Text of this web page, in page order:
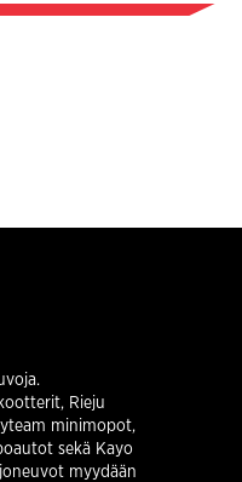
Rieju
minimopot,
sekä Kayo
myydään